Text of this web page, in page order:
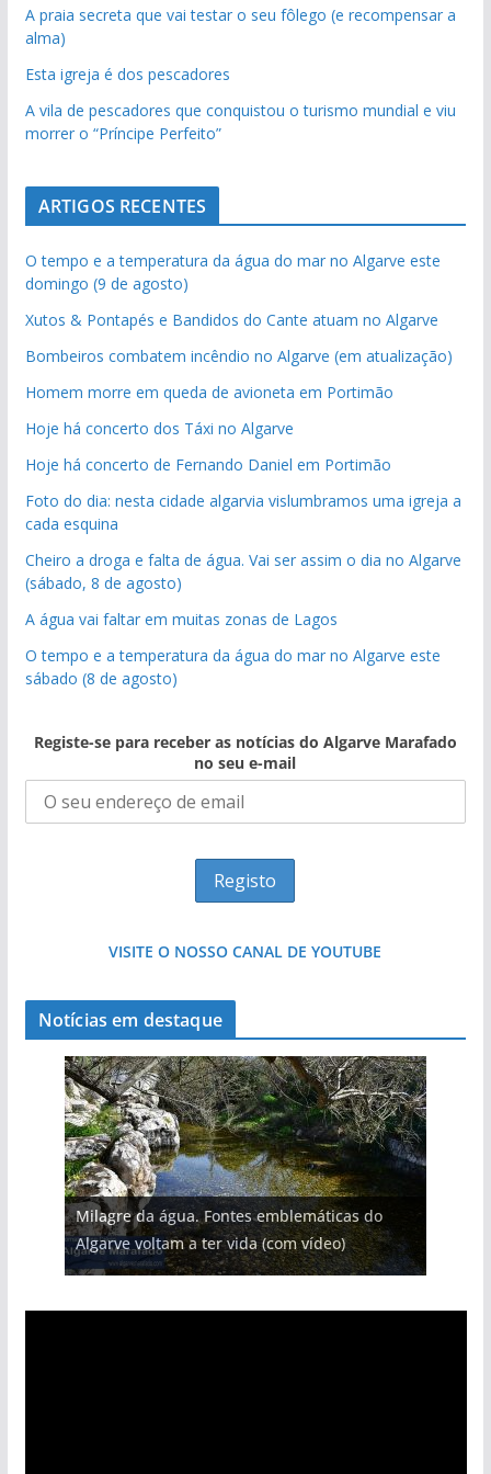
A praia secreta que vai testar o seu fôlego (e recompensar a
alma)
Esta igreja é dos pescadores
A vila de pescadores que conquistou o turismo mundial e viu
morrer o “Príncipe Perfeito”
ARTIGOS RECENTES
O tempo e a temperatura da água do mar no Algarve este
domingo (9 de agosto)
Xutos & Pontapés e Bandidos do Cante atuam no Algarve
Bombeiros combatem incêndio no Algarve (em atualização)
Homem morre em queda de avioneta em Portimão
Hoje há concerto dos Táxi no Algarve
Hoje há concerto de Fernando Daniel em Portimão
Foto do dia: nesta cidade algarvia vislumbramos uma igreja a
cada esquina
Cheiro a droga e falta de água. Vai ser assim o dia no Algarve
(sábado, 8 de agosto)
A água vai faltar em muitas zonas de Lagos
O tempo e a temperatura da água do mar no Algarve este
sábado (8 de agosto)
Registe-se para receber as notícias do Algarve Marafado
no seu e-mail
VISITE O NOSSO CANAL DE YOUTUBE
Notícias em destaque
Milagre da água. Fontes emblemáticas do
Algarve voltam a ter vida (com vídeo)